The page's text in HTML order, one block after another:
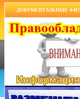
ДОКУМЕНТАЛЬНЫЕ